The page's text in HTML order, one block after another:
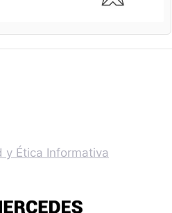
y Ética Informativa